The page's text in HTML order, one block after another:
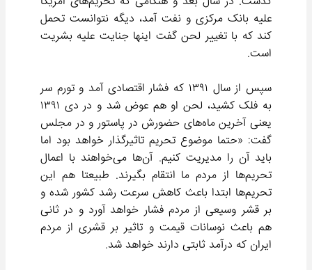
علیه بانک مرکزی و نفت آمد، دیگه نتوانست تحمل
کند که با تغییر لحن گفت اینها جنایت علیه بشریت
است.
سپس از سال ۱۳۹۱ که فشار اقتصادی آمد و تورم سر
به فلک کشید، لحن او هم عوض شد و در دی ۱۳۹۱
یعنی آخرین ماه‌های حضورش در پاستور و در مجلس
گفت: «حتما موضوع تحریم تاثیرگذار خواهد بود اما
باید آن را مدیریت کنیم. آن‌ها می‌خواهند با اعمال
تحریم‌ها از مردم ما انتقام بگیرند. طبیعتا هم این
تحریم‌ها ابتدا باعث کاهش سرعت رشد کشور شده و
بر قشر وسیعی از مردم فشار خواهد آورد و در ثانی
هم باعث نوسانات قیمت و تاثیر بر قشری از مردم
ایران که درآمد ثابتی دارند خواهد شد.